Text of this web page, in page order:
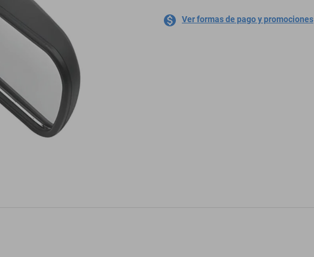
Ver formas de pago y promociones